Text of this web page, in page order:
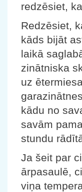
redzēsiet,
Redzēsiet,
kāds bijāt
laikā
zinātniska
uz
kādu no
savām
stundu
Ja šeit par
ārpasaulē,
viņa